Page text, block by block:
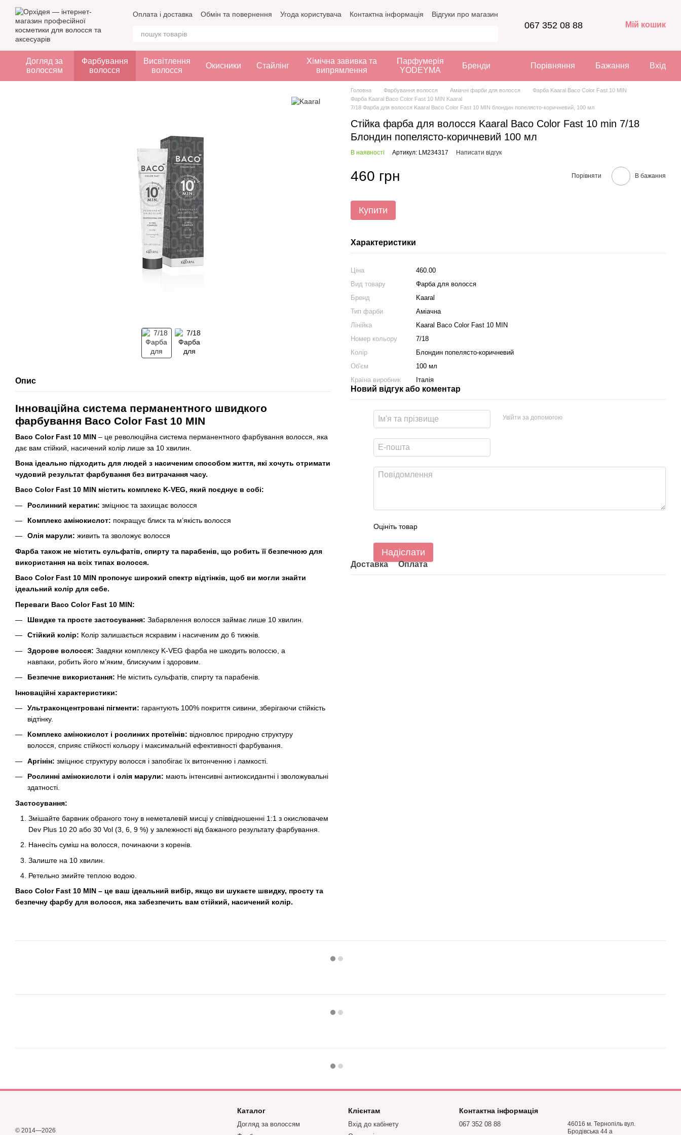
Перейти до основного контенту
Оплата і доставка Обмін та повернення Угода користувача Контактна інформація Відгуки про магазин
067 352 08 88 Мій кошик
Догляд за
волоссям
Фарбування
волосся
Висвітлення
волосся
Окисники Стайлінг
Хімічна завивка та
випрямлення
Парфумерія
YODEYMA
Бренди Порівняння Бажання Вхід
Опис
Інноваційна система перманентного швидкого
фарбування Baco Color Fast 10 MIN
Baco Color Fast 10 MIN – це революційна система перманентного фарбування волосся, яка
дає вам стійкий, насичений колір лише за 10 хвилин.
Вона ідеально підходить для людей з насиченим способом життя, які хочуть отримати
чудовий результат фарбування без витрачання часу.
Baco Color Fast 10 MIN містить комплекс K-VEG, який поєднує в собі:
Рослинний кератин: зміцнює та захищає волосся
Комплекс амінокислот: покращує блиск та м’якість волосся
Олія марули: живить та зволожує волосся
Фарба також не містить сульфатів, спирту та парабенів, що робить її безпечною для
використання на всіх типах волосся.
Baco Color Fast 10 MIN пропонує широкий спектр відтінків, щоб ви могли знайти
ідеальний колір для себе.
Переваги Baco Color Fast 10 MIN:
Швидке та просте застосування: Забарвлення волосся займає лише 10 хвилин.
Стійкий колір: Колір залишається яскравим і насиченим до 6 тижнів.
Здорове волосся: Завдяки комплексу K-VEG фарба не шкодить волоссю, а
навпаки, робить його м’яким, блискучим і здоровим.
Безпечне використання: Не містить сульфатів, спирту та парабенів.
Інноваційні характеристики:
Ультраконцентровані пігменти: гарантують 100% покриття сивини, зберігаючи стійкість
відтінку.
Комплекс амінокислот і рослиних протеїнів: відновлює природню структуру
волосся, сприяє стійкості кольору і максимальній ефективності фарбування.
Аргінін: зміцнює структуру волосся і запобігає їх витонченню і ламкості.
Рослинні амінокислоти і олія марули: мають інтенсивні антиоксидантні і зволожувальні
здатності.
Застосування:
Змішайте барвник обраного тону в неметалевій мисці у співвідношенні 1:1 з окислювачем
Dev Plus 10 20 або 30 Vol (3, 6, 9 %) у залежності від бажаного результату фарбування.
Нанесіть суміш на волосся, починаючи з коренів.
Залиште на 10 хвилин.
Ретельно змийте теплою водою.
Baco Color Fast 10 MIN – це ваш ідеальний вибір, якщо ви шукаєте швидку, просту та
безпечну фарбу для волосся, яка забезпечить вам стійкий, насичений колір.
Головна Фарбування волосся Аміачні фарби для волосся
Фарба Kaaral Baco Color Fast 10 MIN
Фарба Kaaral Baco Color Fast 10 MIN Kaaral
7/18 Фарба для волосся Kaaral Baco Color Fast 10 MIN блондин попелясто-коричневий, 100 мл
Стійка фарба для волосся Kaaral Baco Color Fast 10 min 7/18
Блондин попелясто-коричневий 100 мл
В наявності Артикул: LM234317 Написати відгук
460 грн Порівняти В бажання
Купити
Характеристики
Ціна
460.00
Вид товару
Фарба для волосся
Бренд
Kaaral
Тип фарби
Аміачна
Лінійка
Kaaral Baco Color Fast 10 MIN
Номер кольору
7/18
Колір
Блондин попелясто-коричневий
Об'єм
100 мл
Країна виробник
Італія
Новий відгук або коментар
Увійти за допомогою
Оцініть товар
Надіслати
Доставка Оплата
© 2014—2026
Каталог
Догляд за волоссям
Клієнтам
Вхід до кабінету
Контактна інформація
067 352 08 88
46016 м. Тернопіль вул.
Бродівська 44 а